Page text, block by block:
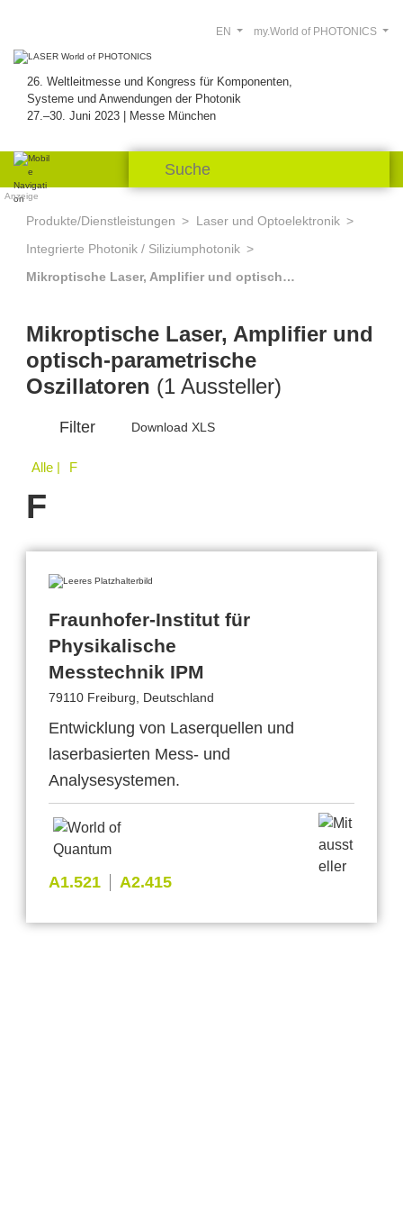
26. Weltleitmesse und Kongress für Komponenten,
Systeme und Anwendungen der Photonik
27.–30. Juni 2023 | Messe München
my.World of PHOTONICS
EN
Anzeige
Produkte/Dienstleistungen
Laser und Optoelektronik
Integrierte Photonik / Siliziumphotonik
Mikroptische Laser, Amplifier und optisch-parametrische Oszillatoren
Mikroptische Laser, Amplifier und
optisch-parametrische
Oszillatoren (1 Aussteller)
Filter Download XLS
Alle | F
F
Fraunhofer-Institut für
Physikalische
Messtechnik IPM
79110 Freiburg, Deutschland
Entwicklung von Laserquellen und
laserbasierten Mess- und
Analysesystemen.
A1.521 A2.415